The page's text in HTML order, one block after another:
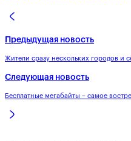
Предыдущая новость
Жители сразу нескольких городов и
Следующая новость
Бесплатные мегабайты – самое